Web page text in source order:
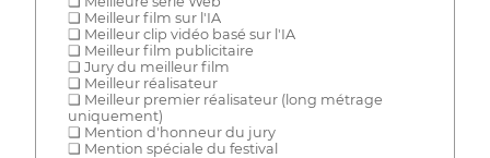
❏ Meilleur film sur l'IA
❏ Meilleur clip vidéo basé sur l'IA
❏ Meilleur film publicitaire
❏ Jury du meilleur film
❏ Meilleur réalisateur
❏ Meilleur premier réalisateur (long métrage
uniquement)
❏ Mention d'honneur du jury
❏ Mention spéciale du festival